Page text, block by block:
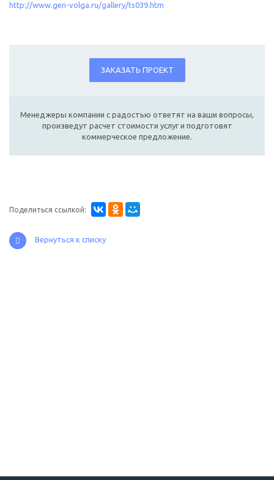
http://www.gen-volga.ru/gallery/ts039.htm
ЗАКАЗАТЬ ПРОЕКТ
Менеджеры компании с радостью ответят на ваши вопросы,
произведут расчет стоимости услуг и подготовят
коммерческое предложение.
Поделиться ссылкой:
Вернуться к списку